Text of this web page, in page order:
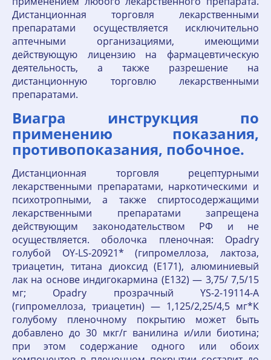
Дистанционная торговля лекарственными
препаратами осуществляется исключительно
аптечными организациями, имеющими
действующую лицензию на фармацевтическую
деятельность, а также разрешение на
дистанционную торговлю лекарственными
препаратами.
Виагра инструкция по
применению показания,
противопоказания, побочное.
Дистанционная торговля рецептурными
лекарственными препаратами, наркотическими и
психотропными, а также спиртосодержащими
лекарственными препаратами запрещена
действующим законодательством РФ и не
осуществляется. оболочка пленочная: Opadry
голубой OY-LS-20921* (гипромеллоза, лактоза,
триацетин, титана диоксид (Е171), алюминиевый
лак на основе индигокармина (Е132) — 3,75/ 7,5/15
мг; Opadry прозрачный YS-2-19114-A
(гипромеллоза, триацетин) — 1,125/2,25/4,5 мг*К
голубому пленочному покрытию может быть
добавлено до 30 мкг/г ванилина и/или биотина;
при этом содержание одного или обоих